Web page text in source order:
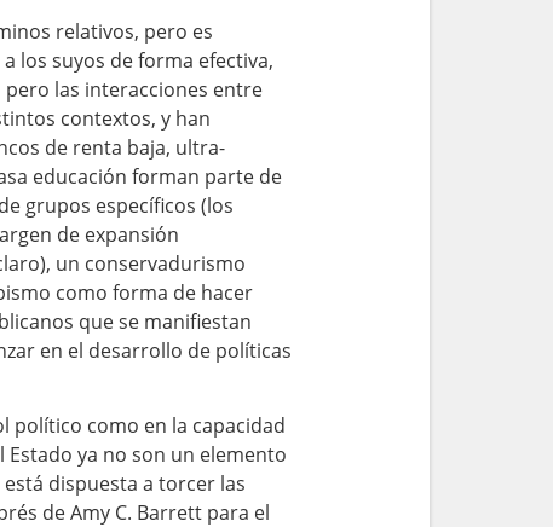
relativos, pero es
los suyos de forma efectiva,
las interacciones entre
contextos, y han
de renta baja, ultra-
educación forman parte de
grupos específicos (los
de expansión
un conservadurismo
como forma de hacer
que se manifiestan
en el desarrollo de políticas
político como en la capacidad
ya no son un elemento
dispuesta a torcer las
de Amy C. Barrett para el